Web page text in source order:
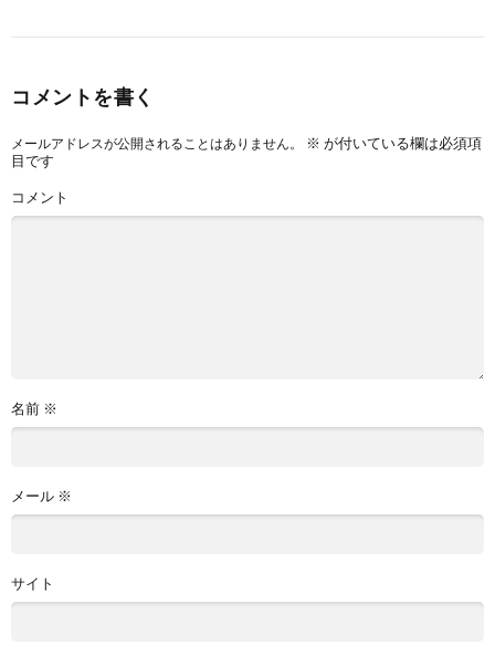
コメントを書く
メールアドレスが公開されることはありません。 ※ が付いている欄は必須項
目です
コメント
名前 ※
メール ※
サイト